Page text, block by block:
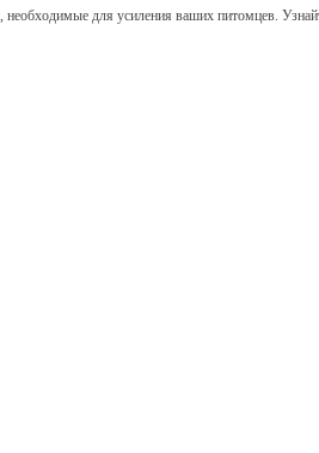
для усиления ваших питомцев.